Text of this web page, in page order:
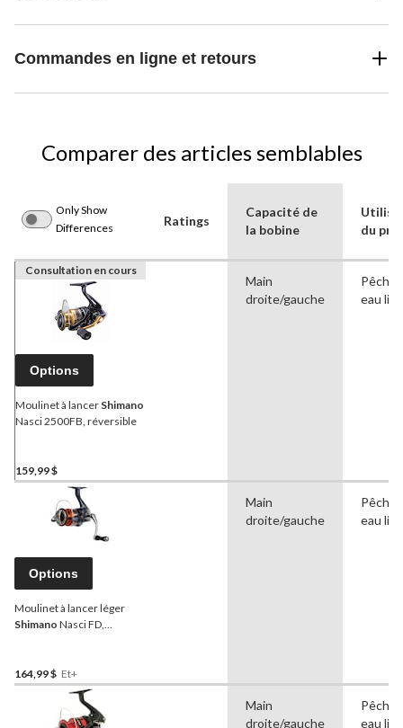
Commandes en ligne et retours
Comparer des articles semblables
Only Show
Differences
Ratings
Capacité de
la bobine
du
Consultation en cours
Options
Moulinet à lancer Shimano
Nasci 2500FB, réversible
159,99 $
Main
droite/gauche
Pêche
eau
Options
Moulinet à lancer léger
Shimano Nasci FD,
164,99 $ Et+
Main
droite/gauche
Pêche
eau
Main
droite/gauche
Pêche
eau